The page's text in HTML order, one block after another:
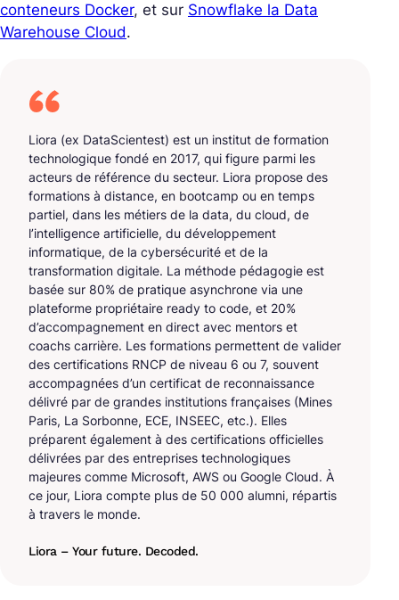
conteneurs Docker, et sur Snowflake la Data
Warehouse Cloud.
Liora (ex DataScientest) est un institut de formation
technologique fondé en 2017, qui figure parmi les
acteurs de référence du secteur. Liora propose des
formations à distance, en bootcamp ou en temps
partiel, dans les métiers de la data, du cloud, de
l’intelligence artificielle, du développement
informatique, de la cybersécurité et de la
transformation digitale. La méthode pédagogie est
basée sur 80% de pratique asynchrone via une
plateforme propriétaire ready to code, et 20%
d’accompagnement en direct avec mentors et
coachs carrière. Les formations permettent de valider
des certifications RNCP de niveau 6 ou 7, souvent
accompagnées d’un certificat de reconnaissance
délivré par de grandes institutions françaises (Mines
Paris, La Sorbonne, ECE, INSEEC, etc.). Elles
préparent également à des certifications officielles
délivrées par des entreprises technologiques
majeures comme Microsoft, AWS ou Google Cloud. À
ce jour, Liora compte plus de 50 000 alumni, répartis
à travers le monde.
Liora – Your future. Decoded.